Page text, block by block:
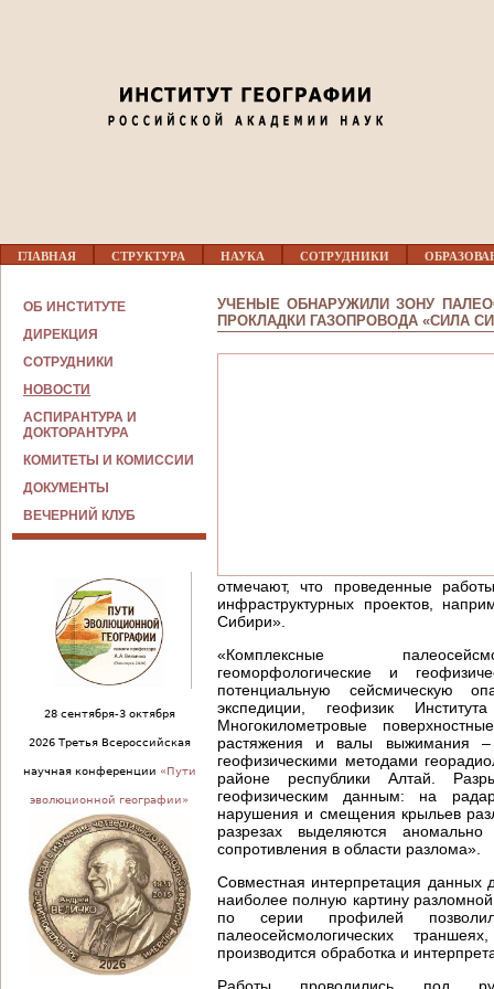
Л
ГЛАВНАЯ СТРУКТУРА НАУКА СОТРУДНИКИ
УЧЕНЫЕ ОБНАРУЖИЛИ ЗОНУ
ПРОКЛАДКИ ГАЗОПРОВОДА «СИЛА
отмечают, что проведенные
инфраструктурных проектов,
Сибири».
«Комплексные
геоморфологические и
потенциальную сейсмическую
экспедиции, геофизик
Многокилометровые
растяжения и валы выжимания
геофизическими методами
районе республики Алтай.
геофизическим данным: на
нарушения и смещения крыльев
разрезах выделяются аномально
сопротивления в области разлома».
Совместная интерпретация данных
наиболее полную картину
по серии профилей
палеосейсмологических
производится обработка и
ОБ ИНСТИТУТЕ
ДИРЕКЦИЯ
СОТРУДНИКИ
НОВОСТИ
АСПИРАНТУРА И
ДОКТОРАНТУРА
КОМИТЕТЫ И КОМИССИИ
ДОКУМЕНТЫ
ВЕЧЕРНИЙ КЛУБ
28 сентября-3 октября
2026 Третья Всероссийская
научная конференции «Пути
эволюционной географии»